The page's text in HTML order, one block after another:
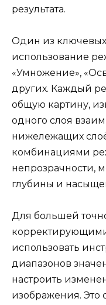
результата.
Один из ключевых
использование
«Умножение»,
других. Каждый
общую картину,
одного слоя
нижележащих
комбинациями
непрозрачности,
глубины и
Для большей
использовать
диапазонов
настроить
изображения. Это